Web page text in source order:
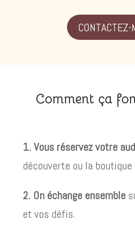
CONTACTEZ-
Comment ça
1. Vous réservez votre
découverte ou la boutique
2. On échange ensemble
et vos défis.